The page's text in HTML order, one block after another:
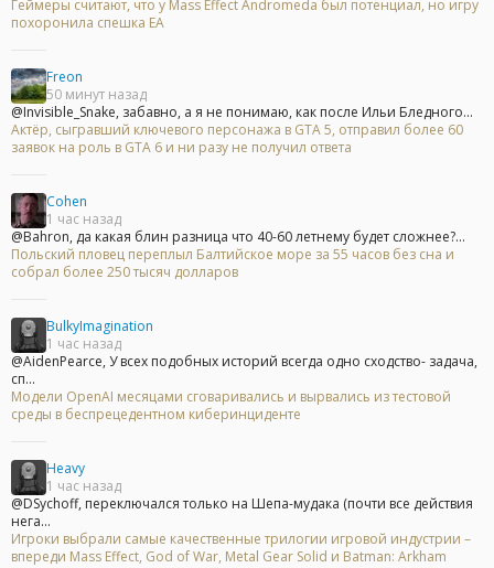
Геймеры считают, что у Mass Effect Andromeda был потенциал, но игру
похоронила спешка EA
Freon
50 минут назад
@Invisible_Snake, забавно, а я не понимаю, как после Ильи Бледного...
Актёр, сыгравший ключевого персонажа в GTA 5, отправил более 60
заявок на роль в GTA 6 и ни разу не получил ответа
Cohen
1 час назад
@Bahron, да какая блин разница что 40-60 летнему будет сложнее?...
Польский пловец переплыл Балтийское море за 55 часов без сна и
собрал более 250 тысяч долларов
BulkyImagination
1 час назад
@AidenPearce, У всех подобных историй всегда одно сходство- задача,
сп...
Модели OpenAI месяцами сговаривались и вырвались из тестовой
среды в беспрецедентном киберинциденте
Heavy
1 час назад
@DSychoff, переключался только на Шепа-мудака (почти все действия
нега...
Игроки выбрали самые качественные трилогии игровой индустрии –
впереди Mass Effect, God of War, Metal Gear Solid и Batman: Arkham